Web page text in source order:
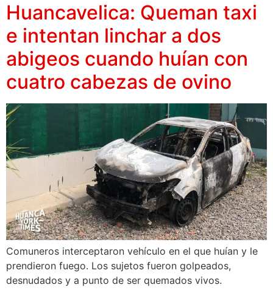
Huancavelica: Queman taxi
e intentan linchar a dos
abigeos cuando huían con
cuatro cabezas de ovino
Comuneros interceptaron vehículo en el que huían y le
prendieron fuego. Los sujetos fueron golpeados,
desnudados y a punto de ser quemados vivos.